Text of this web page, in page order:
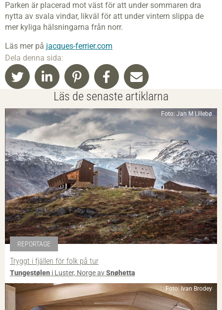
Parken är placerad mot väst för att under sommaren dra
nytta av svala vindar, likväl för att under vintern slippa de
mer kyliga hälsningarna från norr.
Läs mer på jacques-ferrier.com
Dela denna sida:
Läs de senaste artiklarna
Foto: Jan M Lillebø
REPORTAGE
Tryggt i fjällen för folk på tur
Tungestølen i Luster, Norge avSnøhetta
Foto: Ivan Brodey